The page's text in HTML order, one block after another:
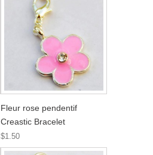
Fleur rose pendentif
Creastic Bracelet
$1.50